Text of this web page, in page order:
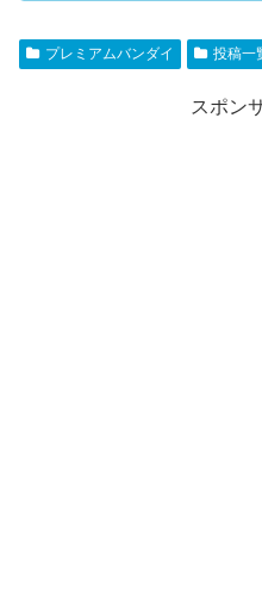
プレミアムバンダイ 投稿一
スポン